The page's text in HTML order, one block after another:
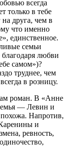
всегда
только в тебе
друга, чем в
что именно
единственное.
семьи
любви
самом»)?
труднее, чем
в розницу.
роман. В «Анне
— Левин и
Напротив,
и
ревность,